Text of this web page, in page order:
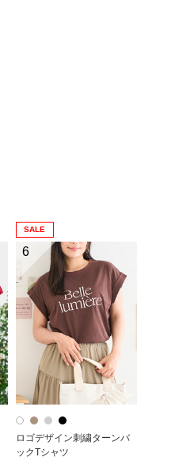
SALE
6
ロゴデザイン刺繍ターンバ
ックTシャツ